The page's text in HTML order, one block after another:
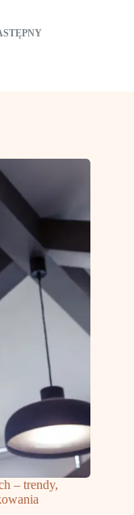
– trendy,